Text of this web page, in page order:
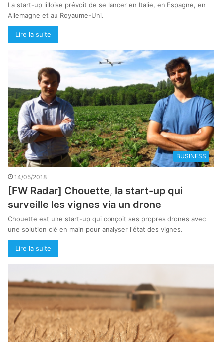
La start-up lilloise prévoit de se lancer en Italie, en Espagne, en
Allemagne et au Royaume-Uni.
Lire la suite
BUSINESS
14/05/2018
[FW Radar] Chouette, la start-up qui
surveille les vignes via un drone
Chouette est une start-up qui conçoit ses propres drones avec
une solution clé en main pour analyser l'état des vignes.
Lire la suite